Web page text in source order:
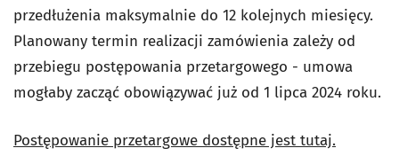
przedłużenia maksymalnie do 12 kolejnych miesięcy.
Planowany termin realizacji zamówienia zależy od
przebiegu postępowania przetargowego - umowa
mogłaby zacząć obowiązywać już od 1 lipca 2024 roku.
Postępowanie przetargowe dostępne jest tutaj.